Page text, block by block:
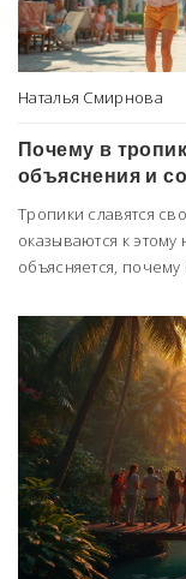
Наталья Смирнова
Почему в
объяснения и
Тропики славятся
оказываются к
объясняется, почему
из личного опыта и
чувствовали себя
найдете
поведению в
перед поездкой —
нужно.